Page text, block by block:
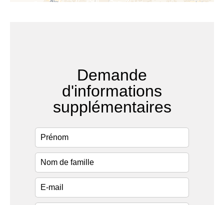
Demande
d'informations
supplémentaires